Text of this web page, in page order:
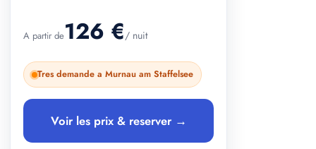
A partir de126 €/ nuit
Tres demande a Murnau am Staffelsee
Voir les prix & reserver →